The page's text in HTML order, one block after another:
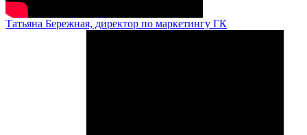
Татьяна Бережная, директор по маркетингу ГК